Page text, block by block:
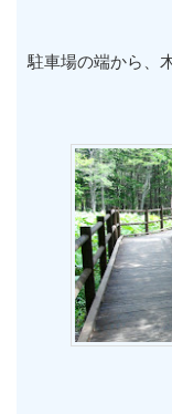
駐車場の端から、